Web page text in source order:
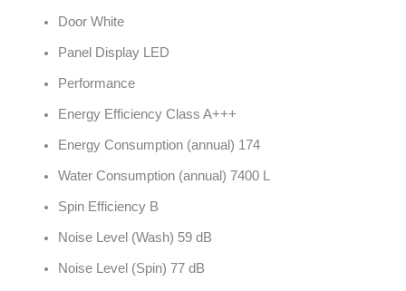
Door White
Panel Display LED
Performance
Energy Efficiency Class A+++
Energy Consumption (annual) 174
Water Consumption (annual) 7400 L
Spin Efficiency B
Noise Level (Wash) 59 dB
Noise Level (Spin) 77 dB